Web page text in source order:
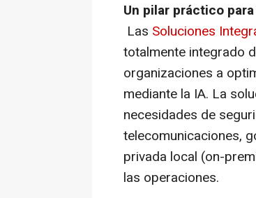
Un pilar práctico
Las Soluciones
totalmente integrado
organizaciones a
mediante la IA. La
necesidades de
telecomunicaciones,
privada local (on-
las operaciones.